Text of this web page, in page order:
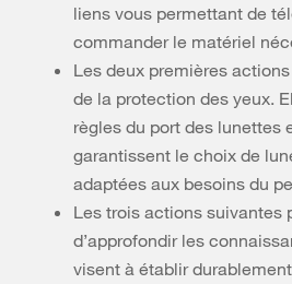
liens vous permettant de
commander le matériel
Les deux premières
de la protection des yeux.
règles du port des lunettes
garantissent le choix de
adaptées aux besoins du
Les trois actions suivantes
d’approfondir les
visent à établir